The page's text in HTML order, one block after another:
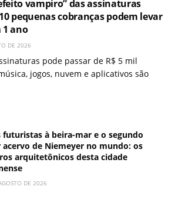
vampiro” das assinaturas
pequenas cobranças podem levar
ano
DE 2026
pode passar de R$ 5 mil
jogos, nuvem e aplicativos são
futuristas à beira-mar e o segundo
acervo de Niemeyer no mundo: os
arquitetônicos desta cidade
DE 2026